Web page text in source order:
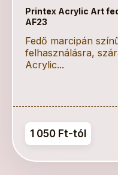
Printex Acrylic Art
AF23
Fedő marcipán
felhasználásra,
Acrylic...
1 050 Ft-tól